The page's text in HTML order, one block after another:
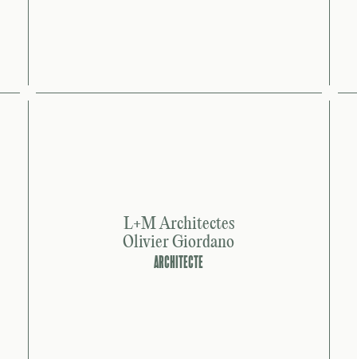
L+M Architectes
Olivier Giordano
ARCHITECTE